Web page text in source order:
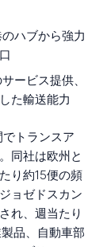
ハブから強力
ービス提供、
た輸送能力
トランスア
同社は欧州と
り約15便の頻
ョゼドスカン
れ、週当たり
品、自動車部